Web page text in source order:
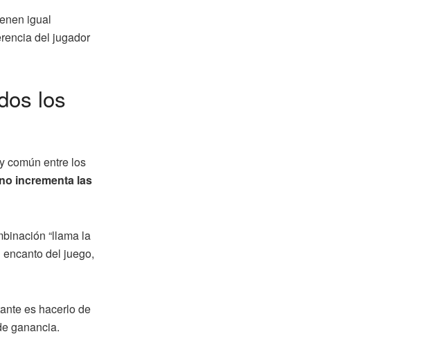
igual
del jugador
los
común entre los
no incrementa las
“llama la
del juego,
es hacerlo de
ganancia.